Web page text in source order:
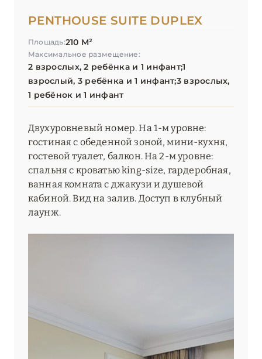
PENTHOUSE SUITE DUPLEX
Площадь:210 М²
Максимальное размещение:
2 взрослых, 2 ребёнка и 1 инфант;1
взрослый, 3 ребёнка и 1 инфант;3 взрослых,
1 ребёнок и 1 инфант
Двухуровневый номер. На 1-м уровне:
гостиная с обеденной зоной, мини-кухня,
гостевой туалет, балкон. На 2-м уровне:
спальня с кроватью king-size, гардеробная,
ванная комната с джакузи и душевой
кабиной. Вид на залив. Доступ в клубный
лаунж.